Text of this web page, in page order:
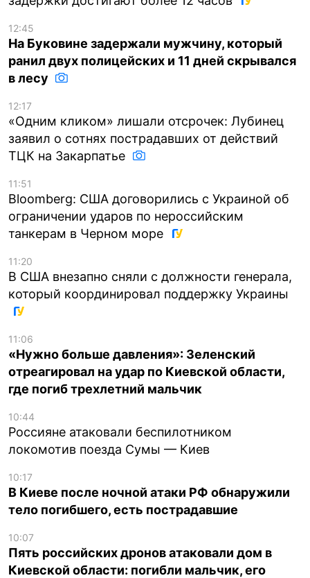
12:45
На Буковине задержали мужчину, который
ранил двух полицейских и 11 дней скрывался
в лесу
12:17
«Одним кликом» лишали отсрочек: Лубинец
заявил о сотнях пострадавших от действий
ТЦК на Закарпатье
11:51
Bloomberg: США договорились с Украиной об
ограничении ударов по нероссийским
танкерам в Черном море
11:20
В США внезапно сняли с должности генерала,
который координировал поддержку Украины
11:06
«Нужно больше давления»: Зеленский
отреагировал на удар по Киевской области,
где погиб трехлетний мальчик
10:44
Россияне атаковали беспилотником
локомотив поезда Сумы — Киев
10:17
В Киеве после ночной атаки РФ обнаружили
тело погибшего, есть пострадавшие
10:07
Пять российских дронов атаковали дом в
Киевской области: погибли мальчик, его